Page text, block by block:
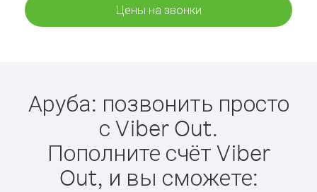
Цены на звонки
Аруба: позвонить просто
с Viber Out.
Пополните счёт Viber
Out, и вы сможете: